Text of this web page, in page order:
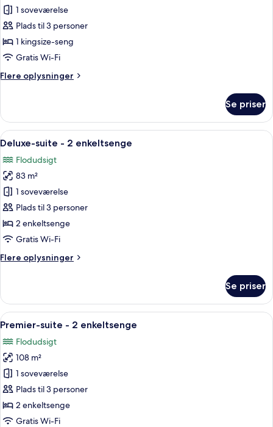
Twin)
Deluxe-
suite
-
1
1 soveværelse
Plads til 3 personer
1 kingsize-seng
Gratis Wi-Fi
Flere oplysninger
Flere
suite
1
Se priser
Indlæs
alle
billeder
af
Deluxe-
suite
-
2
En rummelig stue med stort vindue
5
Deluxe-suite - 2 enkeltsenge
Flodudsigt
83 m²
1 soveværelse
Plads til 3 personer
2 enkeltsenge
Gratis Wi-Fi
Flere oplysninger
Flere
suite
2
Se priser
Indlæs
alle
billeder
af
Premier-
suite
-
2
Et rummeligt hotelværelse med et
9
Premier-suite - 2 enkeltsenge
Flodudsigt
108 m²
1 soveværelse
Plads til 3 personer
2 enkeltsenge
Gratis Wi-Fi